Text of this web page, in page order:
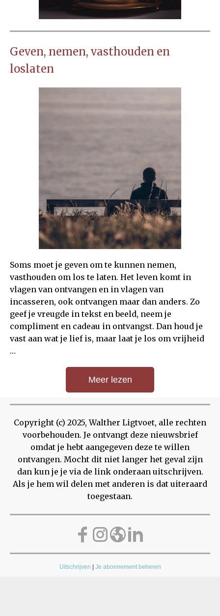
Geven, nemen, vasthouden en
loslaten
Soms moet je geven om te kunnen nemen,
vasthouden om los te laten. Het leven komt in
vlagen van ontvangen en in vlagen van
incasseren, ook ontvangen maar dan anders. Zo
geef je vreugde in tekst en beeld, neem je
compliment en cadeau in ontvangst. Dan houd je
vast aan wat je lief is, maar laat je los om vrijheid
…
Meer lezen
Copyright (c) 2025, Walther Ligtvoet, alle rechten
voorbehouden. Je ontvangt deze nieuwsbrief
omdat je hebt aangegeven deze te willen
ontvangen. Mocht dit niet langer het geval zijn
dan kun je je via de link onderaan uitschrijven.
Als je hem wil delen met anderen is dat uiteraard
toegestaan.
Uitschrijven Je abonnement beheren